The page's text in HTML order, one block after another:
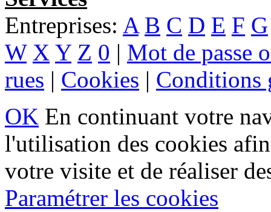
Entreprises: A B C D E F G
W X Y Z 0 | Mot de passe
rues | Cookies | Conditions
OK En continuant votre
l'utilisation des cookies
votre visite et de réaliser
Paramétrer les cookies